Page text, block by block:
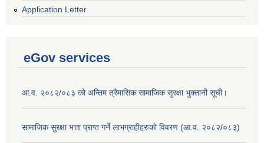
Application Letter
eGov services
आ.व. २०८२/०८३ को अन्तिम त्रैमासिक सामाजिक सुरक्षा भुक्तानी सूची।
सामाजिक सुरक्षा भत्ता प्राप्त गर्ने लाभग्राहीहरुको विवरण (आ.व. २०८२/०८३)